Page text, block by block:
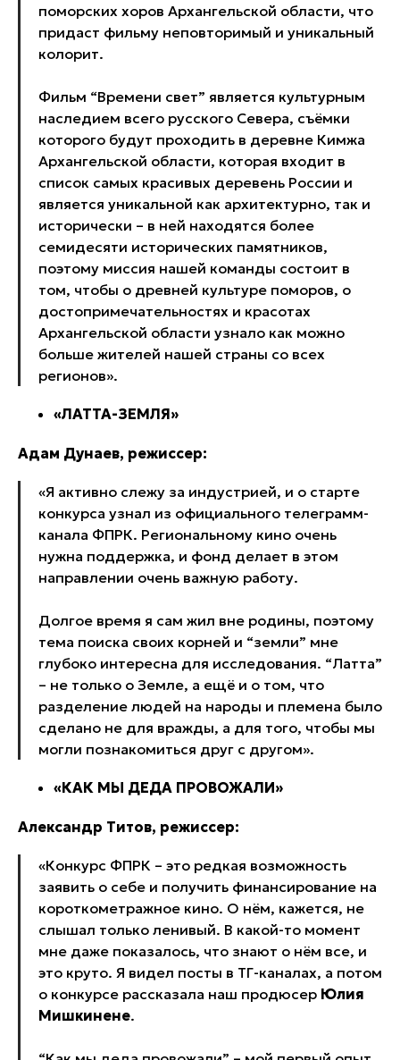
поморских хоров Архангельской области, что
придаст фильму неповторимый и уникальный
колорит.
Фильм “Времени свет” является культурным
наследием всего русского Севера, съёмки
которого будут проходить в деревне Кимжа
Архангельской области, которая входит в
список самых красивых деревень России и
является уникальной как архитектурно, так и
исторически – в ней находятся более
семидесяти исторических памятников,
поэтому миссия нашей команды состоит в
том, чтобы о древней культуре поморов, о
достопримечательностях и красотах
Архангельской области узнало как можно
больше жителей нашей страны со всех
регионов».
«ЛАТТА-ЗЕМЛЯ»
Адам Дунаев, режиссер:
«Я активно слежу за индустрией, и о старте
конкурса узнал из официального телеграмм-
канала ФПРК. Региональному кино очень
нужна поддержка, и фонд делает в этом
направлении очень важную работу.
Долгое время я сам жил вне родины, поэтому
тема поиска своих корней и “земли” мне
глубоко интересна для исследования. “Латта”
– не только о Земле, а ещё и о том, что
разделение людей на народы и племена было
сделано не для вражды, а для того, чтобы мы
могли познакомиться друг с другом».
«КАК МЫ ДЕДА ПРОВОЖАЛИ»
Александр Титов, режиссер:
«Конкурс ФПРК – это редкая возможность
заявить о себе и получить финансирование на
короткометражное кино. О нём, кажется, не
слышал только ленивый. В какой-то момент
мне даже показалось, что знают о нём все, и
это круто. Я видел посты в ТГ-каналах, а потом
о конкурсе рассказала наш продюсер Юлия
Мишкинене.